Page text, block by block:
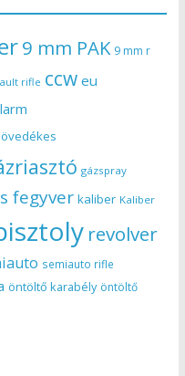
9 mm PAK 9 mm r
rifle ccw eu
gázspray
fegyver kaliber Kaliber
revolver
semiauto rifle
öntöltő karabély öntöltő